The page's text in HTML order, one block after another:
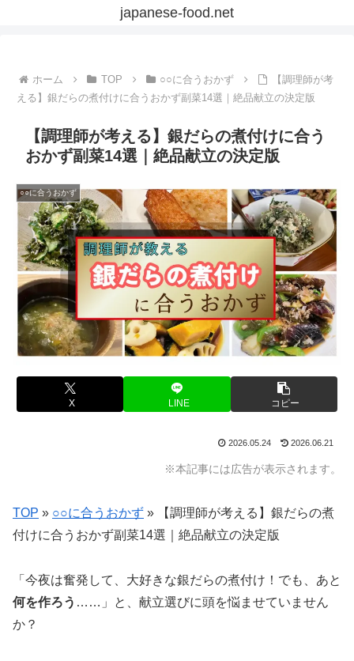
japanese-food.net
ホーム TOP ○○に合うおかず
【調理師が考
える】銀だらの煮付けに合うおかず副菜14選｜絶品献立の決定版
【調理師が考える】銀だらの煮付けに合う
おかず副菜14選｜絶品献立の決定版
○○に合うおかず
X LINE コピー
2026.05.24 2026.06.21
※本記事には広告が表示されます。
TOP » ○○に合うおかず »
【調理師が考える】銀だらの煮
付けに合うおかず副菜14選｜絶品献立の決定版
「今夜は奮発して、大好きな銀だらの煮付け！でも、あと
何を作ろう ……」と、献立選びに頭を悩ませていません
か？